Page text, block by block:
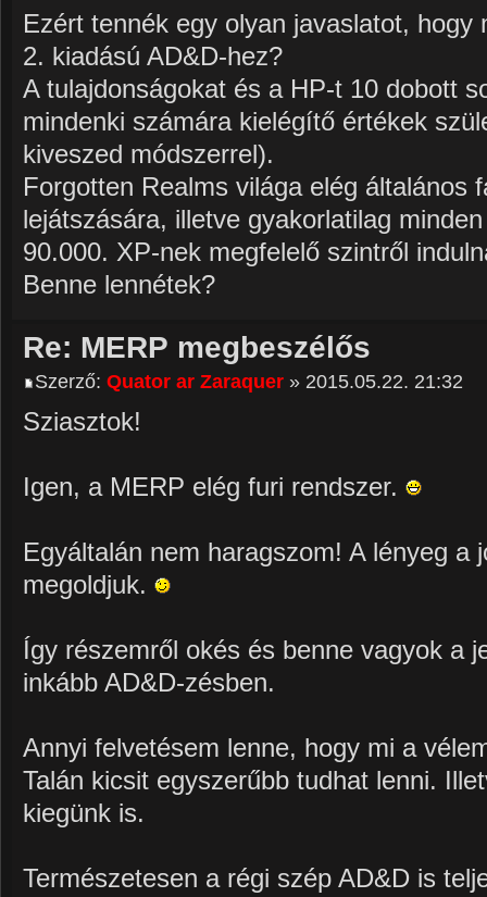
Ezért tennék egy olyan javaslatot,
2. kiadású AD&D-hez?
A tulajdonságokat és a HP-t 10 dobott
mindenki számára kielégítő értékek
kiveszed módszerrel).
Forgotten Realms világa elég általános
lejátszására, illetve gyakorlatilag
90.000. XP-nek megfelelő szintről
Benne lennétek?
Re: MERP megbeszélős
Szerző: Quator ar Zaraquer » 2015.05.22. 21:32
Sziasztok!
Igen, a MERP elég furi rendszer.
Egyáltalán nem haragszom! A lényeg a
megoldjuk.
Így részemről okés és benne vagyok a
inkább AD&D-zésben.
Annyi felvetésem lenne, hogy mi a
Talán kicsit egyszerűbb tudhat lenni.
kiegünk is.
Természetesen a régi szép AD&D is